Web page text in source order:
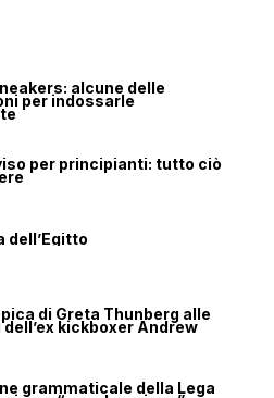
alcune delle
per indossarle
per principianti: tutto ciò
dell’Egitto
di Greta Thunberg alle
kickboxer Andrew
grammaticale della Lega